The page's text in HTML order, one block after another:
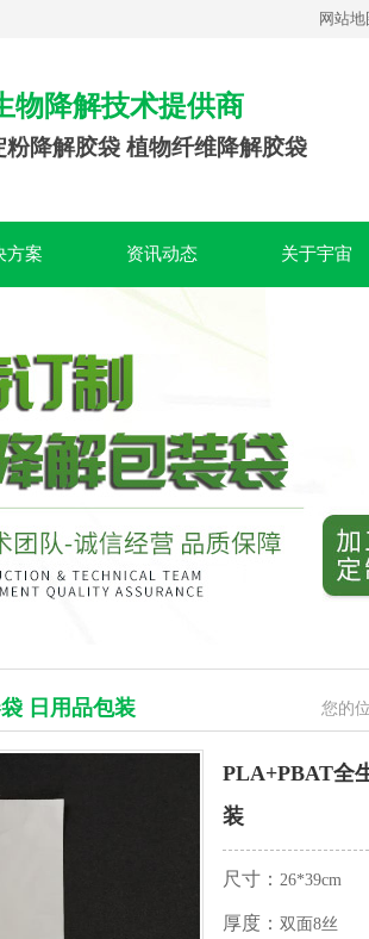
网站地
物降解技术提供商
降解胶袋 植物纤维降解胶袋
方案 资讯动态 关于宇宙
日用品包装 您的
PLA+PBAT全
装
尺寸： 26*39cm
厚度： 双面8丝